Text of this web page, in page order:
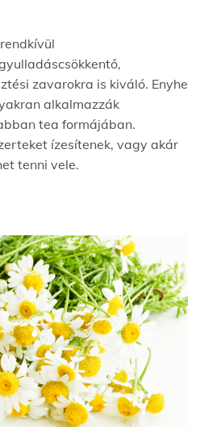
zavarokra is kiváló. Enyhe
alkalmazzák
tea formájában.
ízesítenek, vagy akár
tenni vele.